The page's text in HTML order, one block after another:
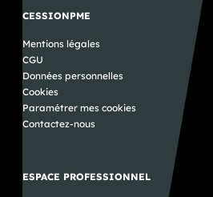
CESSIONPME
Mentions légales
CGU
Données personnelles
Cookies
Paramétrer mes cookies
Contactez-nous
ESPACE PROFESSIONNEL